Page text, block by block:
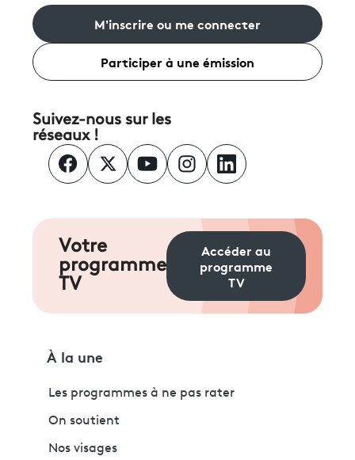
M'inscrire ou me connecter
Participer à une émission
Suivez-nous sur les
réseaux !
Votre
programme
TV
Accéder au
programme
TV
À la une
Les programmes à ne pas rater
On soutient
Nos visages